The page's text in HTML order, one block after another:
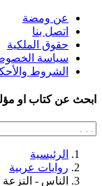
عن ومضة
اتصل بنا
حقوق الملكية
سياسة
الشروط
ابحث عن كتاب او
الرئيسية
روايات عربية
الناس -